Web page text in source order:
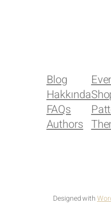
Blog
Hakkında
FAQs
Authors
Designed with